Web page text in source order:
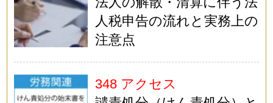
人税申告の流れと実務上の
注意点
348 アクセス